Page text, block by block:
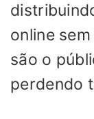
online
são o
perdendo